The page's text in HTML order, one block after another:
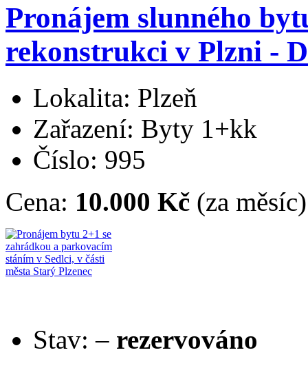
Pronájem slunného
rekonstrukci v Plzni -
Lokalita: Plzeň
Zařazení: Byty 1+kk
Číslo: 995
Cena: 10.000 Kč (za měsíc)
Stav: – rezervováno